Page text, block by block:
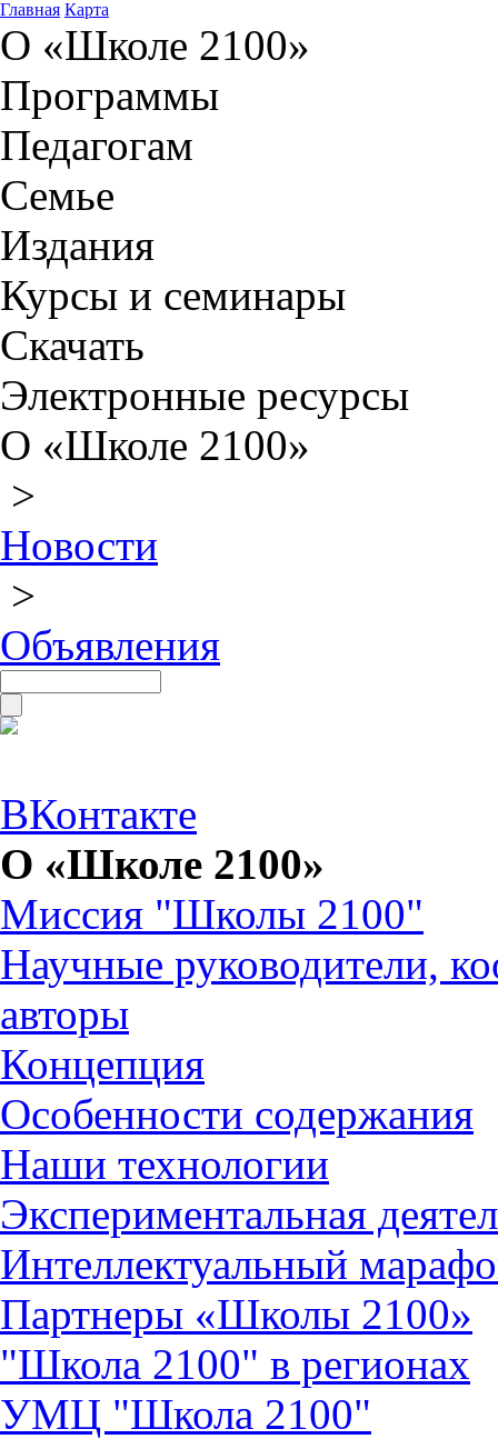
Главная Карта
О «Школе 2100»
Программы
Педагогам
Семье
Издания
Курсы и семинары
Скачать
Электронные ресурсы
О «Школе 2100»
>
Новости
>
Объявления
ВКонтакте
О «Школе 2100»
Миссия "Школы 2100"
Научные руководители,
авторы
Концепция
Особенности содержания
Наши технологии
Экспериментальная
Интеллектуальный
Партнеры «Школы 2100»
"Школа 2100" в регионах
УМЦ "Школа 2100"